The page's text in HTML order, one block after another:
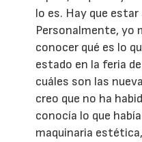
lo es. Hay que
Personalmente, yo
conocer qué es lo
estado en la feria
cuáles son las
creo que no ha
conocía lo que
maquinaria